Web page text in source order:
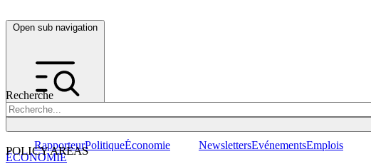
Open sub navigation
Recherche
POLICY AREAS
RapporteurPolitiqueÉconomie NewslettersEvénementsEmplois
ÉCONOMIE